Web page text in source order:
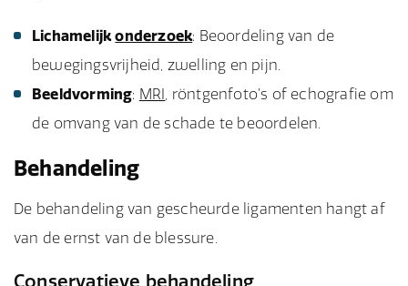
Lichamelijkonderzoek: Beoordeling van de
bewegingsvrijheid, zwelling en pijn.
Beeldvorming: MRI, röntgenfoto’s of echografie om
de omvang van de schade te beoordelen.
Behandeling
De behandeling van gescheurde ligamenten hangt af
van de ernst van de blessure.
Conservatieve behandeling